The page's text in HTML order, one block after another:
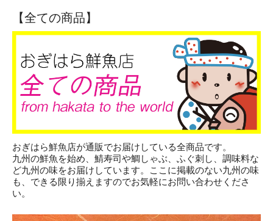
【全ての商品】
おぎはら鮮魚店が通販でお届けしている全商品です。
九州の鮮魚を始め、鯖寿司や鯛しゃぶ、ふぐ刺し、調味料な
ど九州の味をお届けしています。ここに掲載のない九州の味
も、できる限り揃えますのでお気軽にお問い合わせくださ
い。